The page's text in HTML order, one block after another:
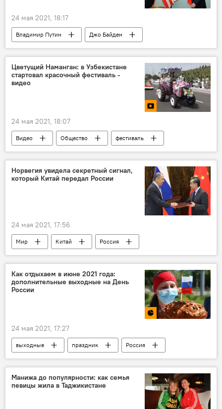
24 мая 2021, 18:17
Владимир Путин
Джо Байден
Политика
США
Россия
Саммит Путина и Байдена в Женеве: все о встрече президентов
Цветущий Наманган: в Узбекистане
стартовал красочный фестиваль -
видео
24 мая 2021, 18:07
Видео Общество
фестиваль
Узбекистан
цветы
Норвегия увидела секретный сигнал,
который Китай передал России
24 мая 2021, 17:56
Мир Китай
Россия
Армия и вооружение
Как отдыхаем в июне 2021 года:
дополнительные выходные на День
России
24 мая 2021, 17:27
выходные праздник Россия
Манижа до популярности: как семья
певицы жила в Таджикистане